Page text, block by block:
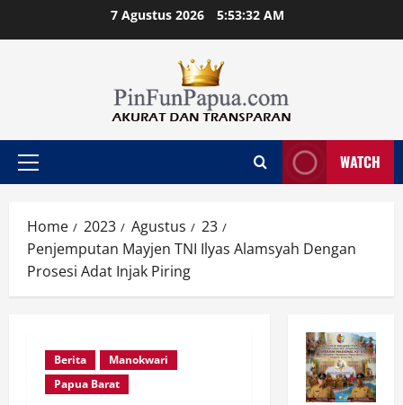
7 Agustus 2026 5:53:33 AM
Primary
WATCH
Home 2023 Agustus
23
Penjemputan Mayjen TNI Ilyas Alamsyah Dengan
Prosesi Adat Injak Piring
Berita
Manokwari
Papua Barat